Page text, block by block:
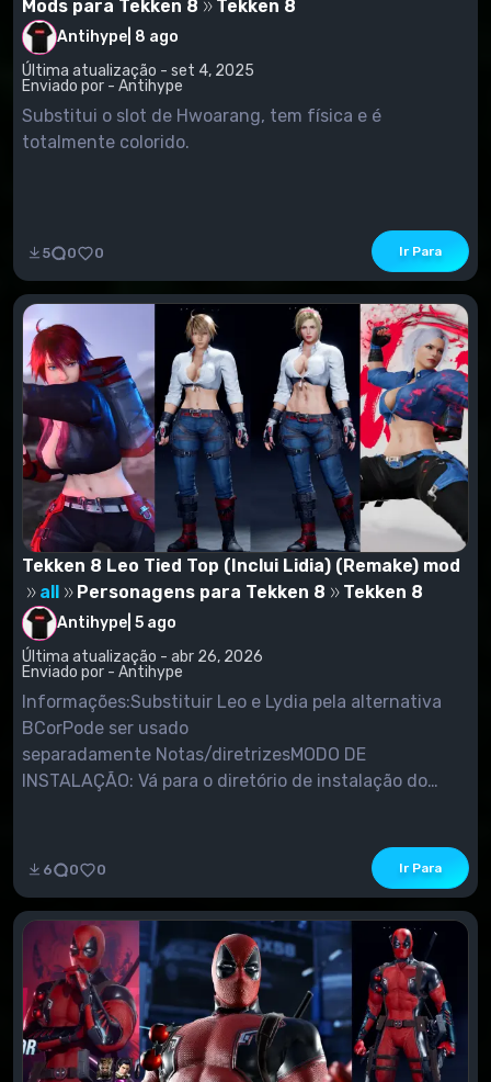
Mods para Tekken 8 Tekken 8
Antihype 8 ago
Última atualização - set 4, 2025
Enviado por - Antihype
Substitui o slot de Hwoarang, tem física e é
totalmente colorido.
5 0 0 Ir Para
Tekken 8 Leo Tied Top (Inclui Lidia) (Remake) mod
all
Personagens para Tekken 8 Tekken 8
Antihype 5 ago
Última atualização - abr 26, 2026
Enviado por - Antihype
Informações:Substituir Leo e Lydia pela alternativa
BCorPode ser usado
separadamente Notas/diretrizesMODO DE
INSTALAÇÃO: Vá para o diretório de instalação do
que você baixou e descompacte os arquivos .pak,
.ucas e .utoc do ZIP/ RarPlace na pasta Paks.Se você
não tiver uma pasta chamada "LogicMods",...
6 0 0 Ir Para